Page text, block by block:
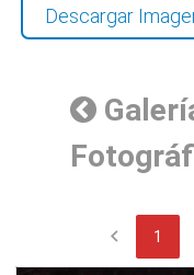
Descargar
chevron_left 1